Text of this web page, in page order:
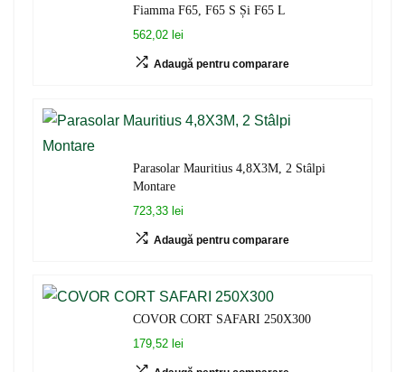
Fiamma F65, F65 S Și F65 L
562,02 lei
Adaugă pentru comparare
Parasolar Mauritius 4,8X3M, 2 Stâlpi
Montare
723,33 lei
Adaugă pentru comparare
COVOR CORT SAFARI 250X300
179,52 lei